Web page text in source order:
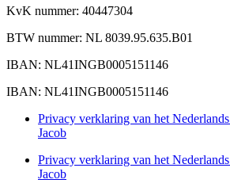
KvK nummer: 40447304
BTW nummer: NL 8039.95.635.B01
IBAN: NL41INGB0005151146
IBAN: NL41INGB0005151146
Privacy verklaring van het
Jacob
Privacy verklaring van het
Jacob